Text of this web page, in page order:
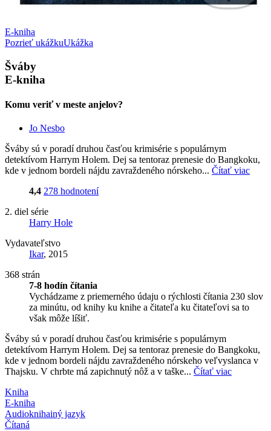
E-kniha
Pozrieť ukážkuUkážka
Šváby
E-kniha
Komu veriť v meste anjelov?
Jo Nesbo
Šváby sú v poradí druhou časťou krimisérie s populárnym
detektívom Harrym Holem. Dej sa tentoraz prenesie do Bangkoku,
kde v jednom bordeli nájdu zavraždeného nórskeho... Čítať viac
4,4 278 hodnotení
2. diel série
Harry Hole
Vydavateľstvo
Ikar, 2015
368 strán
7-8 hodín čítania
Vychádzame z priemerného údaju o rýchlosti čítania 230 slov
za minútu, od knihy ku knihe a čitateľa ku čitateľovi sa to
však môže líšiť.
Šváby sú v poradí druhou časťou krimisérie s populárnym
detektívom Harrym Holem. Dej sa tentoraz prenesie do Bangkoku,
kde v jednom bordeli nájdu zavraždeného nórskeho veľvyslanca v
Thajsku. V chrbte má zapichnutý nôž a v taške... Čítať viac
Kniha
E-kniha
Audioknihainý jazyk
Čítaná